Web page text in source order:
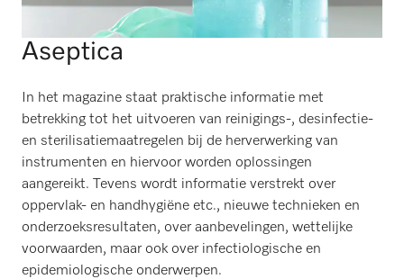
Aseptica
In het magazine staat praktische informatie met
betrekking tot het uitvoeren van reinigings-, desinfectie-
en sterilisatiemaatregelen bij de herverwerking van
instrumenten en hiervoor worden oplossingen
aangereikt. Tevens wordt informatie verstrekt over
oppervlak- en handhygiëne etc., nieuwe technieken en
onderzoeksresultaten, over aanbevelingen, wettelijke
voorwaarden, maar ook over infectiologische en
epidemiologische onderwerpen.